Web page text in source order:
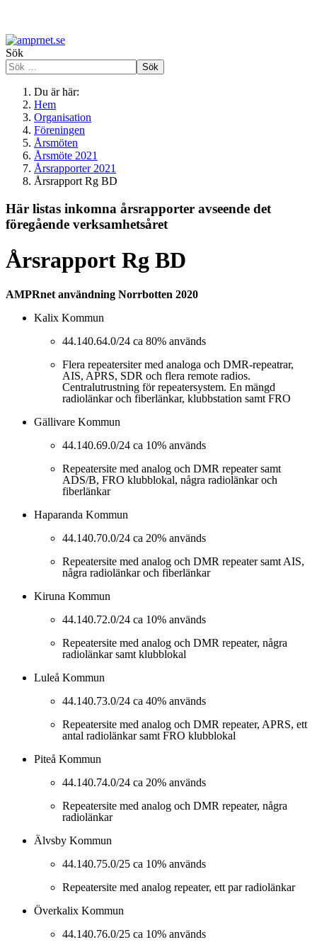
Sök
Sök
Du är här:
Hem
Organisation
Föreningen
Årsmöten
Årsmöte 2021
Årsrapporter 2021
Årsrapport Rg BD
Här listas inkomna årsrapporter avseende det
föregående verksamhetsåret
Årsrapport Rg BD
AMPRnet användning Norrbotten 2020
Kalix Kommun
44.140.64.0/24 ca 80% används
Flera repeatersiter med analoga och DMR-repeatrar,
AIS, APRS, SDR och flera remote radios.
Centralutrustning för repeatersystem. En mängd
radiolänkar och fiberlänkar, klubbstation samt FRO
Gällivare Kommun
44.140.69.0/24 ca 10% används
Repeatersite med analog och DMR repeater samt
ADS/B, FRO klubblokal, några radiolänkar och
fiberlänkar
Haparanda Kommun
44.140.70.0/24 ca 20% används
Repeatersite med analog och DMR repeater samt AIS,
några radiolänkar och fiberlänkar
Kiruna Kommun
44.140.72.0/24 ca 10% används
Repeatersite med analog och DMR repeater, några
radiolänkar samt klubblokal
Luleå Kommun
44.140.73.0/24 ca 40% används
Repeatersite med analog och DMR repeater, APRS, ett
antal radiolänkar samt FRO klubblokal
Piteå Kommun
44.140.74.0/24 ca 20% används
Repeatersite med analog och DMR repeater, några
radiolänkar
Älvsby Kommun
44.140.75.0/25 ca 10% används
Repeatersite med analog repeater, ett par radiolänkar
Överkalix Kommun
44.140.76.0/25 ca 10% används